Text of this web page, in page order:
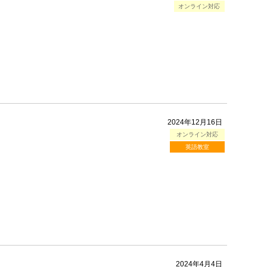
オンライン対応
2024年12月16日
オンライン対応
英語教室
2024年4月4日